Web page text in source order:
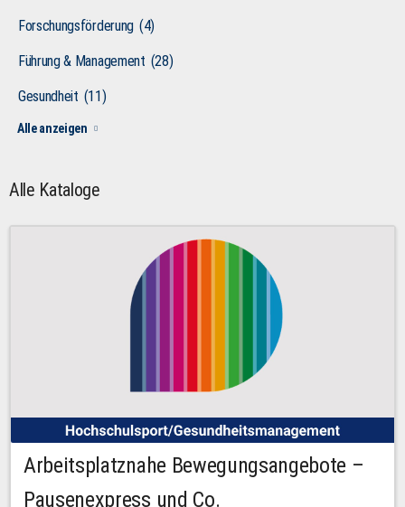
Forschungsförderung (4)
Führung & Management (28)
Gesundheit (11)
Alle anzeigen
Alle Kataloge
Arbeitsplatznahe Bewegungsangebote –
Pausenexpress und Co.